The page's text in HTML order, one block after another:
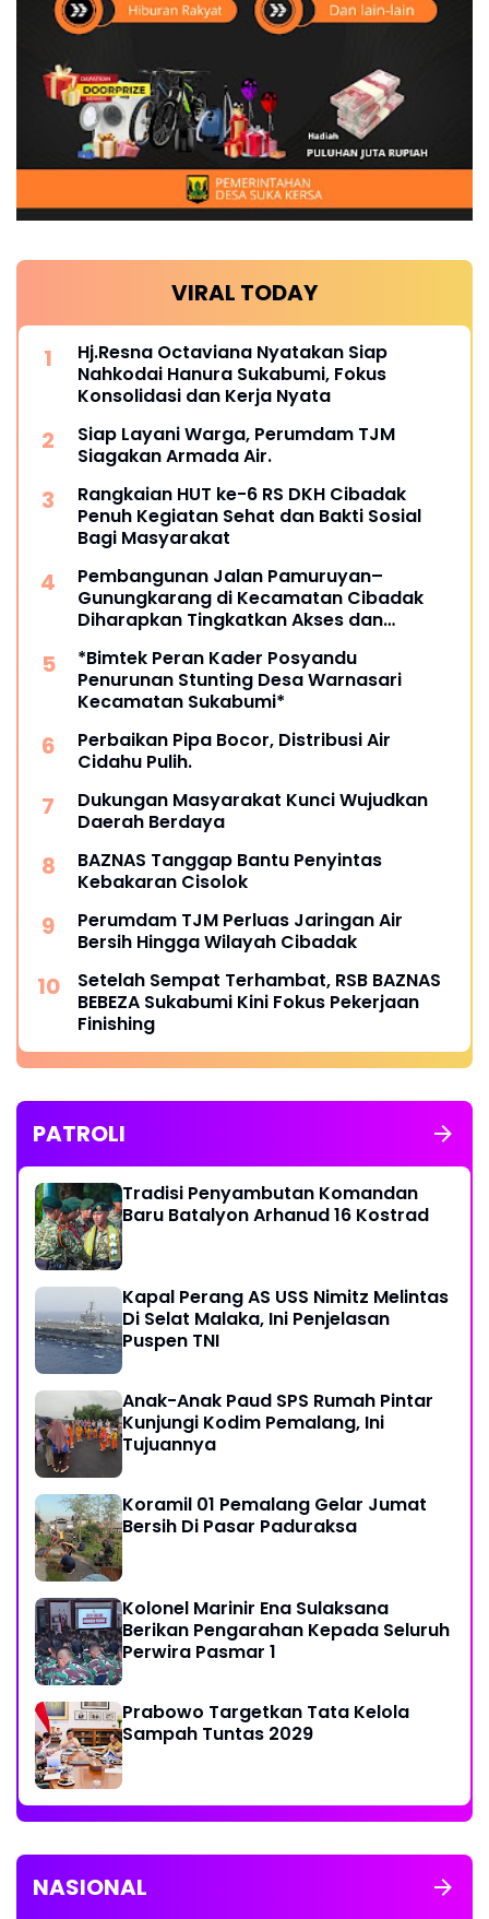
VIRAL TODAY
Hj.Resna Octaviana Nyatakan Siap
Nahkodai Hanura Sukabumi, Fokus
Konsolidasi dan Kerja Nyata
Siap Layani Warga, Perumdam TJM
Siagakan Armada Air.
Rangkaian HUT ke-6 RS DKH Cibadak
Penuh Kegiatan Sehat dan Bakti Sosial
Bagi Masyarakat
Pembangunan Jalan Pamuruyan–
Gunungkarang di Kecamatan Cibadak
Diharapkan Tingkatkan Akses dan
*Bimtek Peran Kader Posyandu
Penurunan Stunting Desa Warnasari
Kecamatan Sukabumi*
Perbaikan Pipa Bocor, Distribusi Air
Cidahu Pulih.
Dukungan Masyarakat Kunci Wujudkan
Daerah Berdaya
BAZNAS Tanggap Bantu Penyintas
Kebakaran Cisolok
Perumdam TJM Perluas Jaringan Air
Bersih Hingga Wilayah Cibadak
Setelah Sempat Terhambat, RSB BAZNAS
BEBEZA Sukabumi Kini Fokus Pekerjaan
Finishing
PATROLI
Tradisi Penyambutan Komandan
Baru Batalyon Arhanud 16 Kostrad
Kapal Perang AS USS Nimitz Melintas
Di Selat Malaka, Ini Penjelasan
Puspen TNI
Anak-Anak Paud SPS Rumah Pintar
Kunjungi Kodim Pemalang, Ini
Tujuannya
Koramil 01 Pemalang Gelar Jumat
Bersih Di Pasar Paduraksa
Kolonel Marinir Ena Sulaksana
Berikan Pengarahan Kepada Seluruh
Perwira Pasmar 1
Prabowo Targetkan Tata Kelola
Sampah Tuntas 2029
NASIONAL